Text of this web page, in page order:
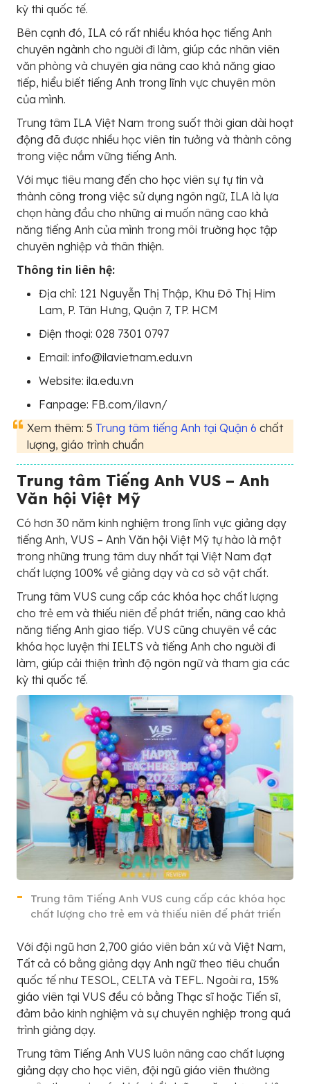
kỳ thi quốc tế.
Bên cạnh đó, ILA có rất nhiều khóa học tiếng Anh
chuyên ngành cho người đi làm, giúp các nhân viên
văn phòng và chuyên gia nâng cao khả năng giao
tiếp, hiểu biết tiếng Anh trong lĩnh vực chuyên môn
của mình.
Trung tâm ILA Việt Nam trong suốt thời gian dài hoạt
động đã được nhiều học viên tin tưởng và thành công
trong việc nắm vững tiếng Anh.
Với mục tiêu mang đến cho học viên sự tự tin và
thành công trong việc sử dụng ngôn ngữ, ILA là lựa
chọn hàng đầu cho những ai muốn nâng cao khả
năng tiếng Anh của mình trong môi trường học tập
chuyên nghiệp và thân thiện.
Thông tin liên hệ:
Địa chỉ: 121 Nguyễn Thị Thập, Khu Đô Thị Him
Lam, P. Tân Hưng, Quận 7, TP. HCM
Điện thoại: 028 7301 0797
Email: info@ilavietnam.edu.vn
Website: ila.edu.vn
Fanpage: FB.com/ilavn/
Xem thêm: 5 Trung tâm tiếng Anh tại Quận 6 chất
lượng, giáo trình chuẩn
Trung tâm Tiếng Anh VUS – Anh
Văn hội Việt Mỹ
Có hơn 30 năm kinh nghiệm trong lĩnh vực giảng dạy
tiếng Anh, VUS – Anh Văn hội Việt Mỹ tự hào là một
trong những trung tâm duy nhất tại Việt Nam đạt
chất lượng 100% về giảng dạy và cơ sở vật chất.
Trung tâm VUS cung cấp các khóa học chất lượng
cho trẻ em và thiếu niên để phát triển, nâng cao khả
năng tiếng Anh giao tiếp. VUS cũng chuyên về các
khóa học luyện thi IELTS và tiếng Anh cho người đi
làm, giúp cải thiện trình độ ngôn ngữ và tham gia các
kỳ thi quốc tế.
Trung tâm Tiếng Anh VUS cung cấp các khóa học
chất lượng cho trẻ em và thiếu niên để phát triển
Với đội ngũ hơn 2,700 giáo viên bản xứ và Việt Nam,
Tất cả có bằng giảng dạy Anh ngữ theo tiêu chuẩn
quốc tế như TESOL, CELTA và TEFL. Ngoài ra, 15%
giáo viên tại VUS đều có bằng Thạc sĩ hoặc Tiến sĩ,
đảm bảo kinh nghiệm và sự chuyên nghiệp trong quá
trình giảng dạy.
Trung tâm Tiếng Anh VUS luôn nâng cao chất lượng
giảng dạy cho học viên, đội ngũ giáo viên thường